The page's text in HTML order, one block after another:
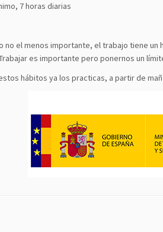
7 horas diarias
no el menos importante, el trabajo tiene
es importante pero ponernos un
hábitos ya los practicas, a partir de